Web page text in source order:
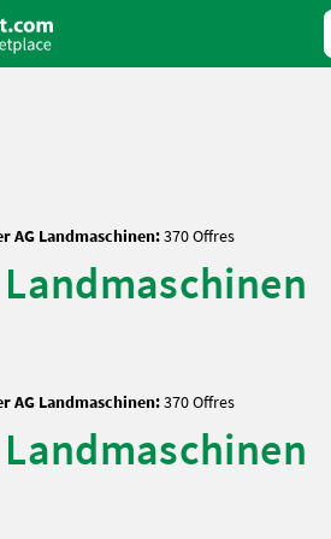
AG Landmaschinen:370 Offres
Landmaschinen
AG Landmaschinen:370 Offres
Landmaschinen